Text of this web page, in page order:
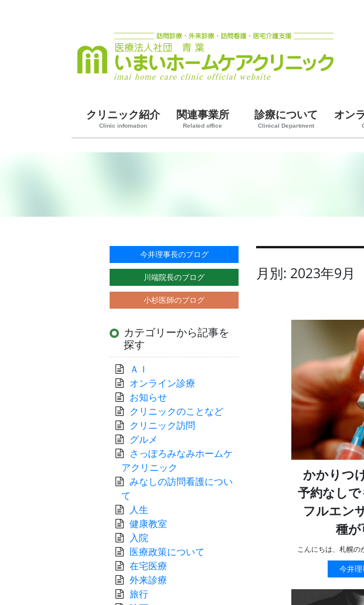
クリニック紹介
Clinic infomation
関連事業所
Related office
診療について
Clinical Department
オン
月別: 2023年9月
かかりつ
予約なし
フルエン
種が
こんにちは、札幌の
今井
今井理事長のブログ
川端院長のブログ
小杉医師のブログ
カテゴリーから記事を
探す
ＡＩ
オンライン診療
お知らせ
クリニックのことなど
クリニック訪問
グルメ
さっぽろみなみホームケ
アクリニック
みなしの訪問看護につい
て
人生
健康教室
入院
医療政策について
在宅医療
外来診療
旅行